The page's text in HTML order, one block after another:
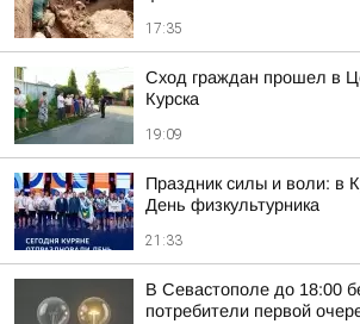
17:35
Сход граждан прошел в
Курска
19:09
Праздник силы и воли: в
День физкультурника
21:33
В Севастополе до 18:00
потребители первой